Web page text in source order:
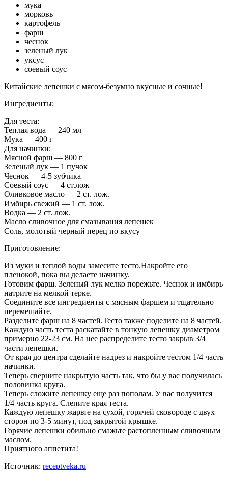
мука
морковь
картофель
фарш
чеснок
зеленый лук
уксус
соевый соус
Китайские лепешки с мясом-безумно вкусные и сочные!
Ингредиенты:
Для теста:
Теплая вода — 240 мл
Мука — 400 г
Для начинки:
Мясной фарш — 800 г
Зеленый лук — 1 пучок
Чеснок — 4-5 зубчика
Соевый соус — 4 ст.лож
Оливковое масло — 2 ст. лож.
Имбирь свежий — 1 ст. лож.
Водка — 2 ст. лож.
Масло сливочное для смазывания лепешек
Соль, молотый черный перец по вкусу
Приготовление:
Из муки и теплой воды замесите тесто.Накройте его
пленокой, пока вы делаете начинку.
Готовим фарш. Зеленый лук мелко порежьте. Чеснок и имбирь
натрите на мелкой терке.
Соедините все ингредиенты с мясным фаршем и тщательно
перемешайте.
Разделите фарш на 8 частей.Тесто также поделите на 8 частей.
Каждую часть теста раскатайте в тонкую лепешку диаметром
примерно 22-23 см. На нее распределите тесто закрыв 3/4
части лепешки.
От края до центра сделайте надрез и накройте тестом 1/4 часть
начинки.
Теперь сверните накрытую часть так, что бы у вас получилась
половинка круга.
Теперь сложите лепешку еще раз пополам. У вас получится
1/4 часть круга. Слепите края теста.
Каждую лепешку жарьте на сухой, горячей сковороде с двух
сторон по 3-5 минут, под закрытой крышке.
Горячие лепешки обильно смажьте растопленным сливочным
маслом.
Приятного аппетита!
Источник: receptveka.ru